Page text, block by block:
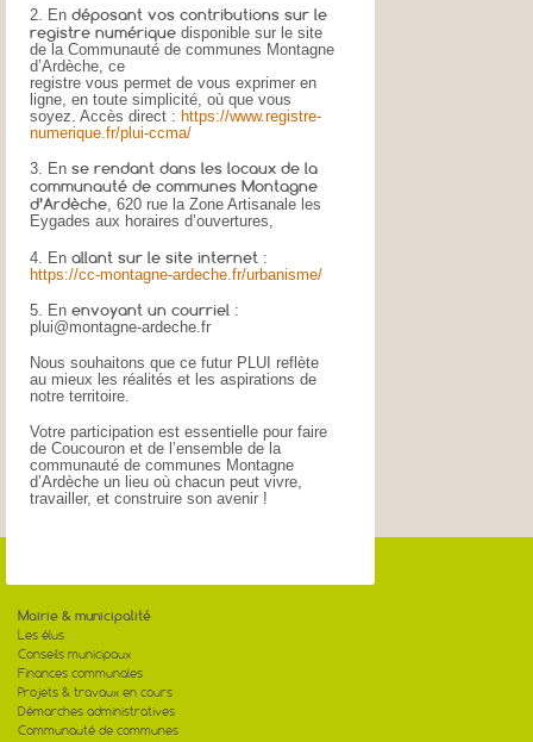
2. En déposant vos contributions sur le
registre numérique disponible sur le site
de la Communauté de communes Montagne
d’Ardèche, ce
registre vous permet de vous exprimer en
ligne, en toute simplicité, où que vous
soyez. Accès direct : https://www.registre-
numerique.fr/plui-ccma/
3. En se rendant dans les locaux de la
communauté de communes Montagne
d’Ardèche, 620 rue la Zone Artisanale les
Eygades aux horaires d’ouvertures,
4. En allant sur le site internet :
https://cc-montagne-ardeche.fr/urbanisme/
5. En envoyant un courriel :
plui@montagne-ardeche.fr
Nous souhaitons que ce futur PLUI reflète
au mieux les réalités et les aspirations de
notre territoire.
Votre participation est essentielle pour faire
de Coucouron et de l’ensemble de la
communauté de communes Montagne
d’Ardèche un lieu où chacun peut vivre,
travailler, et construire son avenir !
Mairie & municipalité
Les élus
Conseils municipaux
Finances communales
Projets & travaux en cours
Démarches administratives
Communauté de communes